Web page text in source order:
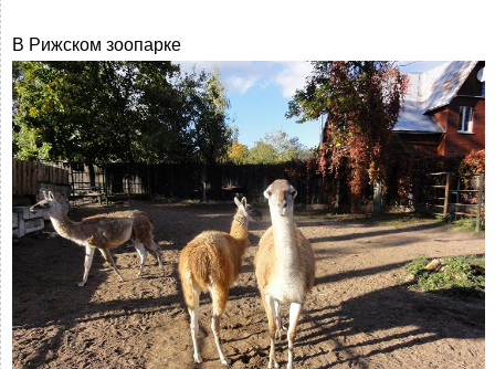
В Рижском зоопарке